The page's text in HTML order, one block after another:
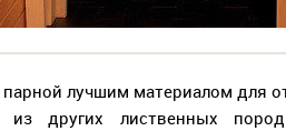
парной лучшим материалом для
из других лиственных